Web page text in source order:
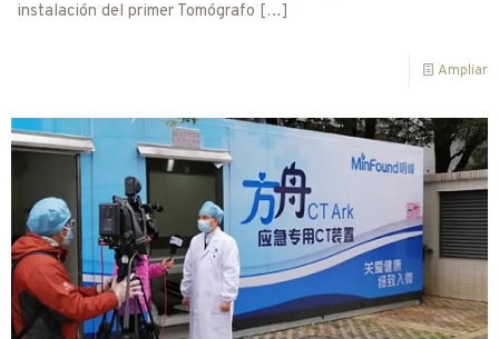
instalación del primer Tomógrafo […]
Ampliar